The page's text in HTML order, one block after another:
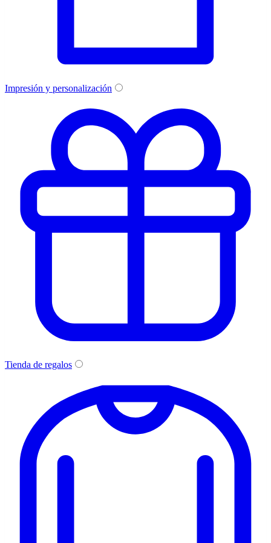
Impresión y personalización
Tienda de regalos